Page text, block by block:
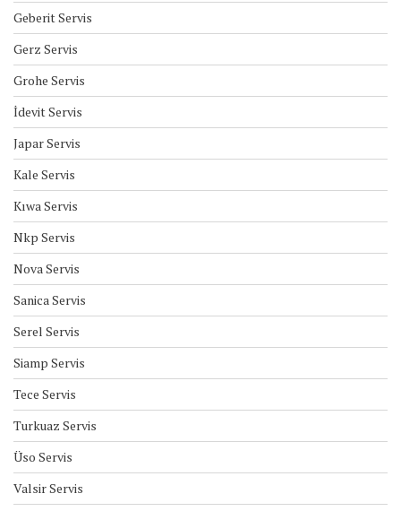
Geberit Servis
Gerz Servis
Grohe Servis
İdevit Servis
Japar Servis
Kale Servis
Kıwa Servis
Nkp Servis
Nova Servis
Sanica Servis
Serel Servis
Siamp Servis
Tece Servis
Turkuaz Servis
Üso Servis
Valsir Servis